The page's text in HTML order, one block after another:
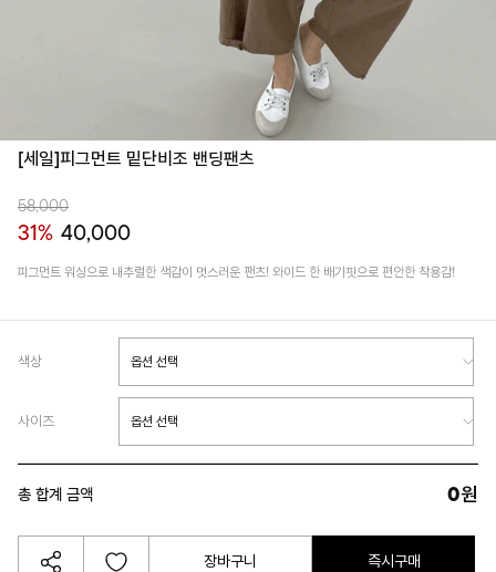
[세일]피그먼트 밑단비조 밴딩팬츠
58,000
31% 40,000
피그먼트 워싱으로 내추럴한 색감이 멋스러운 팬츠! 와이드 한 배기핏으로 편안한 착용감!
색상
사이즈
총 합계 금액 0원
장바구니 즉시구매